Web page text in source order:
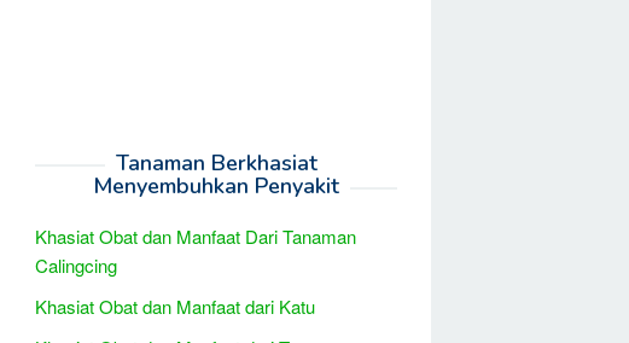
Tanaman Berkhasiat
Menyembuhkan Penyakit
Khasiat Obat dan Manfaat Dari Tanaman
Calingcing
Khasiat Obat dan Manfaat dari Katu